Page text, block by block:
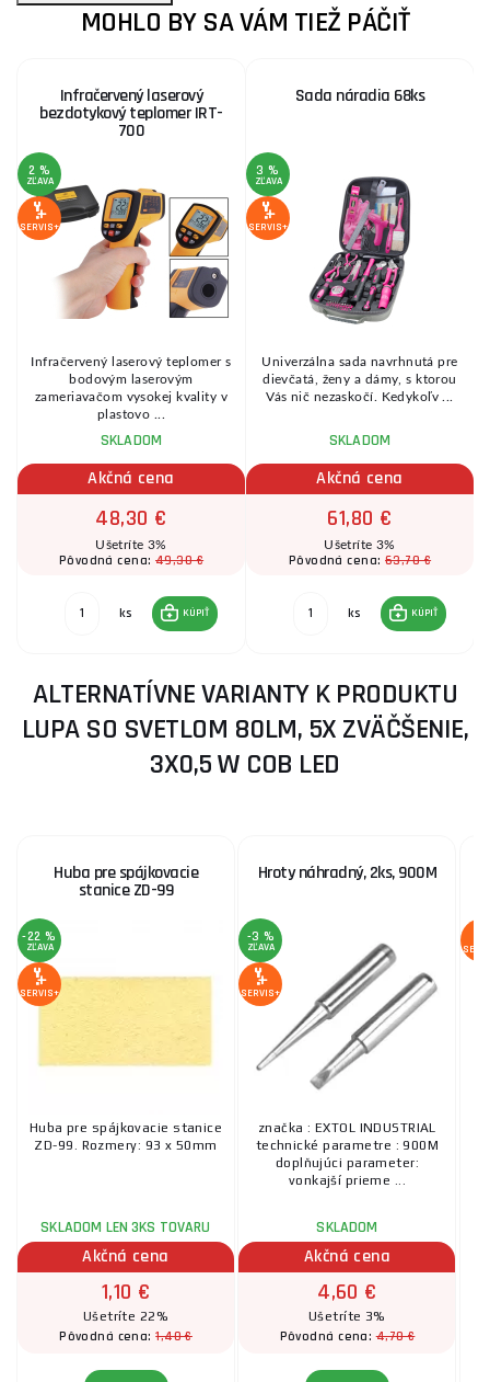
MOHLO BY SA VÁM TIEŽ PÁČIŤ
Infračervený laserový
bezdotykový teplomer IRT-
700
2 %
ZĽAVA
SERVIS+
Infračervený laserový teplomer s
bodovým laserovým
zameriavačom vysokej kvality v
plastovo ...
SKLADOM
Akčná cena
48,30 €
Ušetríte 3%
Pôvodná cena:49,30 €
ks KÚPIŤ
Sada náradia 68ks
3 %
ZĽAVA
SERVIS+
Univerzálna sada navrhnutá pre
dievčatá, ženy a dámy, s ktorou
Vás nič nezaskočí. Kedykoľv ...
SKLADOM
Akčná cena
61,80 €
Ušetríte 3%
Pôvodná cena:63,70 €
ks KÚPIŤ
ALTERNATÍVNE VARIANTY K PRODUKTU
LUPA SO SVETLOM 80LM, 5X ZVÄČŠENIE,
3X0,5 W COB LED
Huba pre spájkovacie
stanice ZD-99
-22 %
ZĽAVA
SERVIS+
Huba pre spájkovacie stanice
ZD-99. Rozmery: 93 x 50mm
SKLADOM LEN 3KS TOVARU
Akčná cena
1,10 €
Ušetríte 22%
Pôvodná cena:1,40 €
Hroty náhradný, 2ks, 900M
-3 %
ZĽAVA
SERVIS+
značka : EXTOL INDUSTRIAL
technické parametre : 900M
doplňujúci parameter:
vonkajší prieme ...
SKLADOM
Akčná cena
4,60 €
Ušetríte 3%
Pôvodná cena:4,70 €